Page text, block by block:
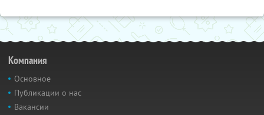
Компания
Основное
Публикации о нас
Вакансии